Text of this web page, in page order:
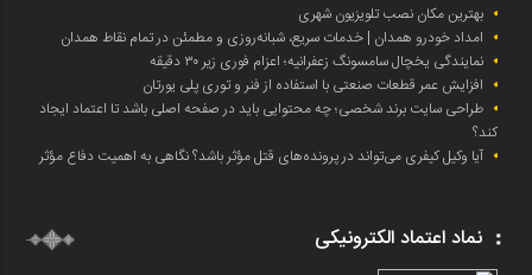
بهترین مکان نصب تلویزیون شهری
امداد خودرو همدان | خدمات سریع، شبانه‌روزی و مطمئن در تمام نقاط همدان
نمایندگی یخچال سامسونگ زعفرانیه؛ اعزام فوری زیر ۳۰ دقیقه
افزایش عمر قطعات صنعتی با استفاده از فنر و توری پلی یورتان
طراحی سایت برند شخصی؛ چه محتوایی باید در صفحه اصلی باشد تا اعتماد ایجاد
کند؟
آیا وکیل کیفری می‌تواند در پرونده‌های قتل مؤثر باشد؟ نگاهی به اهمیت دفاع مؤثر
نماد اعتماد الکترونیکی